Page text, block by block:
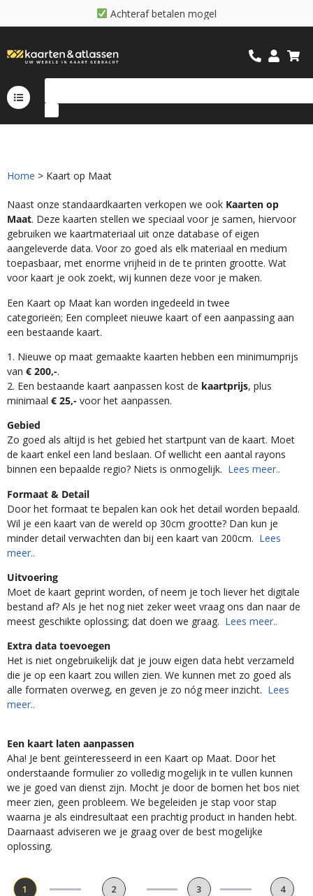
Achteraf betalen mogel
Home > Kaart op Maat
Naast onze standaardkaarten verkopen we ook Kaarten op
Maat. Deze kaarten stellen we speciaal voor je samen, hiervoor
gebruiken we kaartmateriaal uit onze database of eigen
aangeleverde data. Voor zo goed als elk materiaal en medium
toepasbaar, met enorme vrijheid in de te printen grootte. Wat
voor kaart je ook zoekt, wij kunnen deze voor je maken.
Een Kaart op Maat kan worden ingedeeld in twee
categorieën; Een compleet nieuwe kaart of een aanpassing aan
een bestaande kaart.
1. Nieuwe op maat gemaakte kaarten hebben een minimumprijs
van € 200,-.
2. Een bestaande kaart aanpassen kost de kaartprijs, plus
minimaal € 25,- voor het aanpassen.
Gebied
Zo goed als altijd is het gebied het startpunt van de kaart. Moet
de kaart enkel een land beslaan. Of wellicht een aantal rayons
binnen een bepaalde regio? Niets is onmogelijk. Lees meer..
Formaat & Detail
Door het formaat te bepalen kan ook het detail worden bepaald.
Wil je een kaart van de wereld op 30cm grootte? Dan kun je
minder detail verwachten dan bij een kaart van 200cm. Lees
meer..
Uitvoering
Moet de kaart geprint worden, of neem je toch liever het digitale
bestand af? Als je het nog niet zeker weet vraag ons dan naar de
meest geschikte oplossing; dat doen we graag. Lees meer..
Extra data toevoegen
Het is niet ongebruikelijk dat je jouw eigen data hebt verzameld
die je op een kaart zou willen zien. We kunnen met zo goed als
alle formaten overweg, en geven je zo nóg meer inzicht. Lees
meer..
Een kaart laten aanpassen
Aha! Je bent geïnteresseerd in een Kaart op Maat. Door het
onderstaande formulier zo volledig mogelijk in te vullen kunnen
we je goed van dienst zijn. Mocht je door de bomen het bos niet
meer zien, geen probleem. We begeleiden je stap voor stap
waarna je als eindresultaat een prachtig product in handen hebt.
Daarnaast adviseren we je graag over de best mogelijke
oplossing.
1
2
3
4